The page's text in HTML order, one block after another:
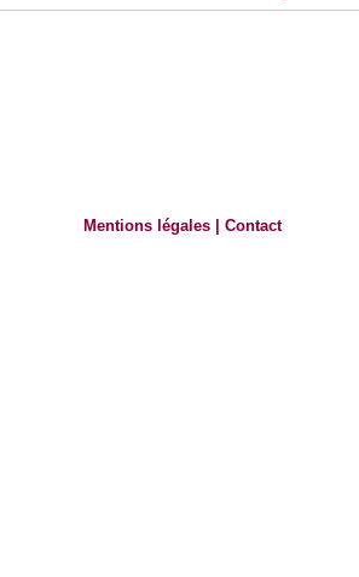
Mentions légales |Contact